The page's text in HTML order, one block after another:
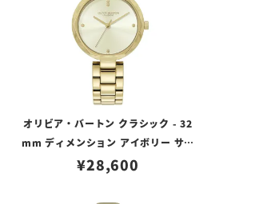
オリビア・バートン クラシック - 32
mm ディメンション アイボリー サン
レイ ゴールド ブレスレット
¥28,600